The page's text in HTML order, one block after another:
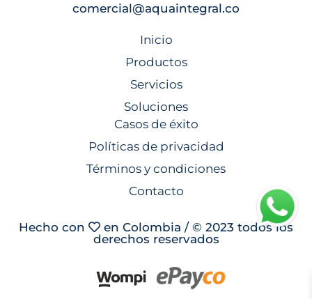
comercial@aquaintegral.co
Inicio
Productos
Servicios
Soluciones
Casos de éxito
Políticas de privacidad
Términos y condiciones
Contacto
Hecho con
en Colombia / © 2023 todos los
derechos reservados